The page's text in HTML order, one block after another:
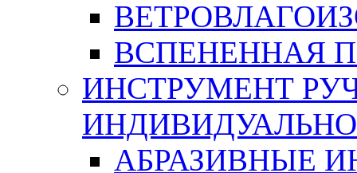
ВСПЕНЕННАЯ
ИНСТРУМЕНТ
АБРАЗИВНЫЕ